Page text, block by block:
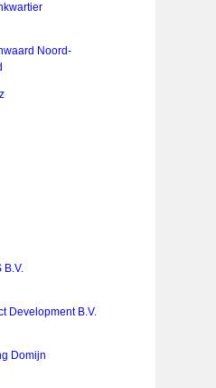
Noord-
B.V.
Development B.V.
Domijn